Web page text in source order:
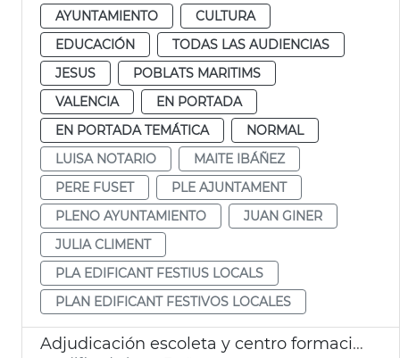
AYUNTAMIENTO
CULTURA
EDUCACIÓN
TODAS LAS AUDIENCIAS
JESUS
POBLATS MARITIMS
VALENCIA
EN PORTADA
EN PORTADA TEMÁTICA
NORMAL
LUISA NOTARIO
MAITE IBÁÑEZ
PERE FUSET
PLE AJUNTAMENT
PLENO AYUNTAMIENTO
JUAN GINER
JULIA CLIMENT
PLA EDIFICANT FESTIUS LOCALS
PLAN EDIFICANT FESTIVOS LOCALES
Adjudicación escoleta y centro formación Cabanyal